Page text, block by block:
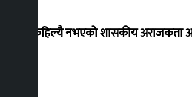
‘देशमा कहिल्यै नभएको शासकीय अराजकता